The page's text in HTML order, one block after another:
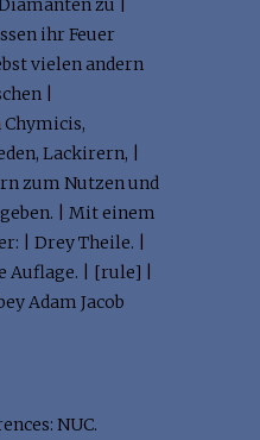
zu |
ihr Feuer
vielen andern
|
Lackirern, |
zum Nutzen und
| Mit einem
| Drey Theile. |
Auflage. | [rule] |
Adam Jacob
NUC.